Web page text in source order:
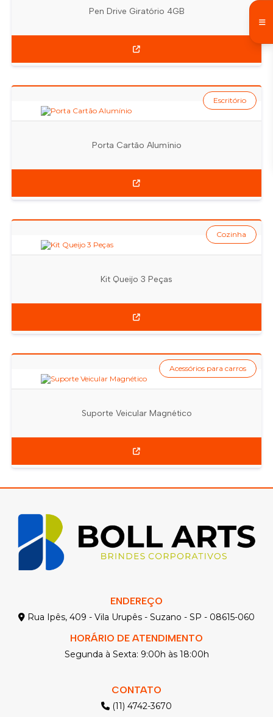
Pen Drive Giratório 4GB
Porta Cartão Alumínio
Escritório
Kit Queijo 3 Peças
Cozinha
Suporte Veicular Magnético
Acessórios para carros
ENDEREÇO
Rua Ipês, 409 - Vila Urupês - Suzano - SP - 08615-060
HORÁRIO DE ATENDIMENTO
Segunda à Sexta: 9:00h às 18:00h
CONTATO
(11) 4742-3670